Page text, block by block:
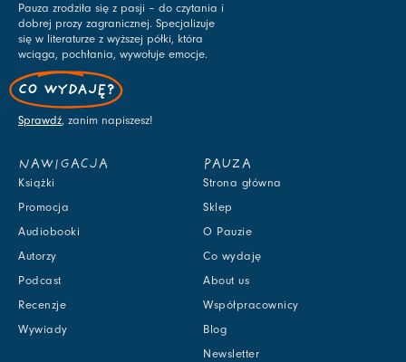
Pauza zrodziła się z pasji – do czytania i
dobrej prozy zagranicznej. Specjalizuje
się w literaturze z wyższej półki, która
wciąga, pochłania, wywołuje emocje.
CO WYDAJĘ?
Sprawdź, zanim napiszesz!
NAWIGACJA
Książki
Promocja
Audiobooki
Autorzy
Podcast
Recenzje
Wywiady
PAUZA
Strona główna
Sklep
O Pauzie
Co wydaję
About us
Współpracownicy
Blog
Newsletter